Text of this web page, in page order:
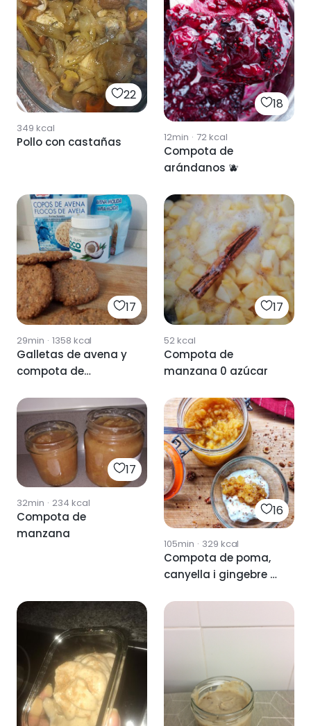
22
349 kcal
Pollo con castañas
18
12min · 72kcal
Compota de
arándanos 🫐
17
29min · 1358 kcal
Galletas de avena y
compota de
17
52kcal
Compota de
manzana 0 azúcar
17
32min · 234 kcal
Compota de
manzana
16
105min · 329 kcal
Compota de poma,
canyella i gingebre //
manzana, canela y
jengibre